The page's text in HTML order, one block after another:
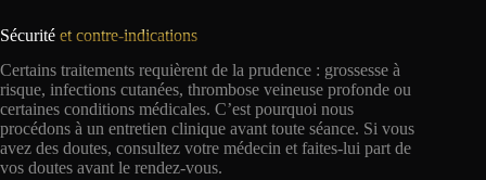
Sécurité et contre-indications
Certains traitements requièrent de la prudence : grossesse à
risque, infections cutanées, thrombose veineuse profonde ou
certaines conditions médicales. C’est pourquoi nous
procédons à un entretien clinique avant toute séance. Si vous
avez des doutes, consultez votre médecin et faites-lui part de
vos doutes avant le rendez-vous.